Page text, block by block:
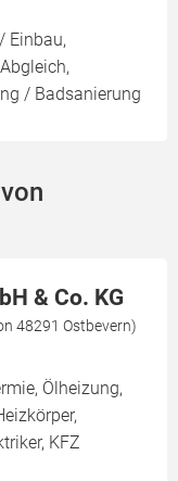
Einbau,
/ Badsanierung
& Co. KG
48291 Ostbevern)
Ölheizung,
KFZ